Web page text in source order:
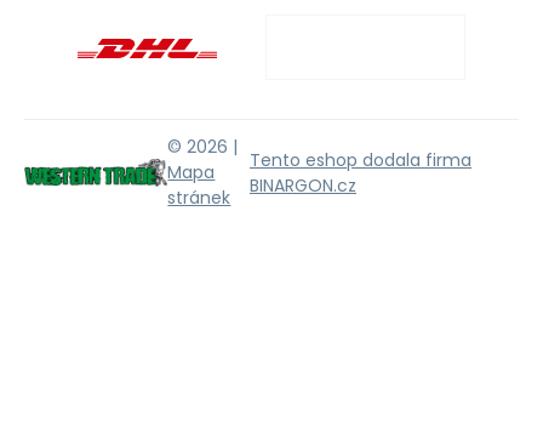
© 2026 |
Mapa
stránek
Tento eshop dodala firma
BINARGON.cz